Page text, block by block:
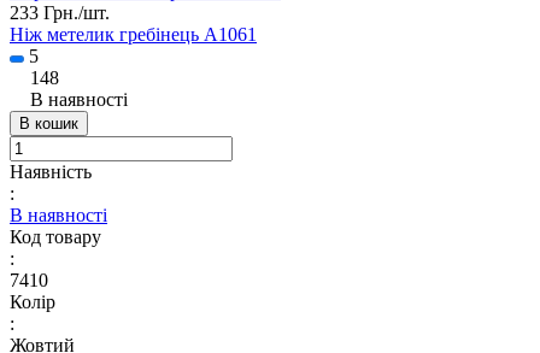
233 Грн./шт.
Ніж метелик гребінець A1061
5
148
В наявності
В кошик
Наявність
:
В наявності
Код товару
:
7410
Колір
:
Жовтий